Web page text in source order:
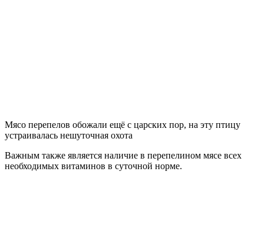
Мясо перепелов обожали ещё с царских пор, на эту птицу
устраивалась нешуточная охота
Важным также является наличие в перепелином мясе всех
необходимых витаминов в суточной норме.